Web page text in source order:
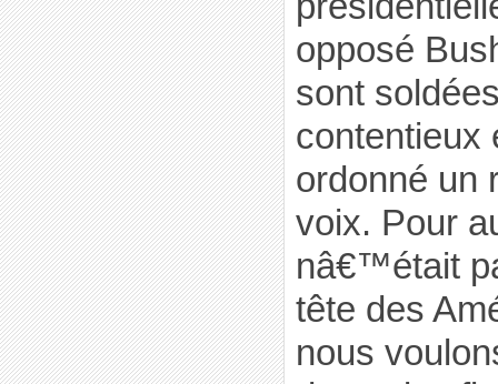
opposé
sont
contentieux
ordonné un
voix. Pour
nâ€™était
tête des
nous